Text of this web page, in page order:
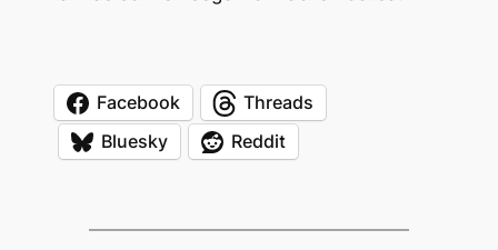
Facebook
Threads
Bluesky
Reddit